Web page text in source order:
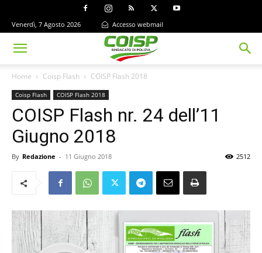
Venerdì, 7 Agosto 2026 Accesso webmail
Home Coisp Flash COISP Flash 2018
Coisp Flash COISP Flash 2018
COISP Flash nr. 24 dell’11
Giugno 2018
By Redazione - 11 Giugno 2018 2512